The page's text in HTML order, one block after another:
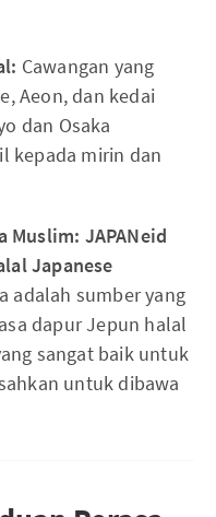
Cawangan yang
Aeon, dan kedai
dan Osaka
kepada mirin dan
Muslim: JAPANeid
Japanese
adalah sumber yang
dapur Jepun halal
sangat baik untuk
untuk dibawa